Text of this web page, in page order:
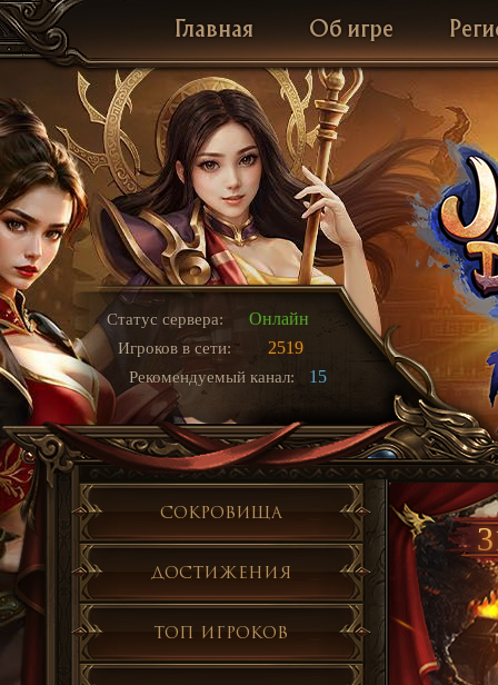
Главная Об игре
Статус сервера: Онлайн
Игроков в сети: 2519
Рекомендуемый канал: 15
Сокровища
Достижения
Топ игроков